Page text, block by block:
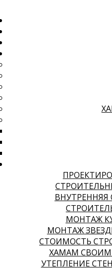
ВНУТРЕННЯЯ
МОНТАЖ
МОНТАЖ
СТОИМОСТЬ
ХАМАМ
УТЕПЛЕНИЕ